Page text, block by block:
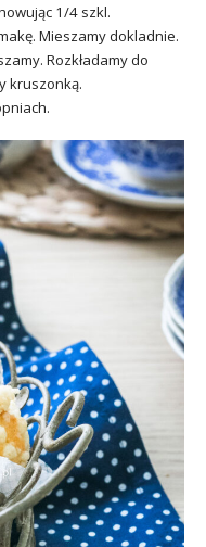
1/4 szkl.
Mieszamy dokladnie.
Rozkładamy do
kruszonką.